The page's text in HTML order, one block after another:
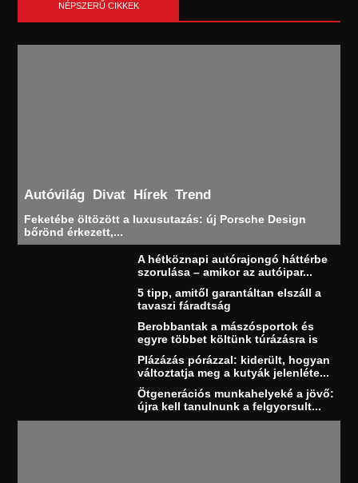
NÉPSZERŰ CIKKEK
Autóvilág Divat Hírek Trend
Feketébe öltözött a luxusutazás: új Porsche Design
bőrönd érkezett,...
A hétköznapi autórajongó háttérbe
szorulása – amikor az autóipar...
5 tipp, amitől garantáltan elszáll a
tavaszi fáradtság
Berobbantak a mászósportok és
egyre többet költünk túrázásra is
Plázázás pórázzal: kiderült, hogyan
változtatja meg a kutyák jelenléte...
Ötgenerációs munkahelyeké a jövő:
újra kell tanulnunk a felgyorsult...